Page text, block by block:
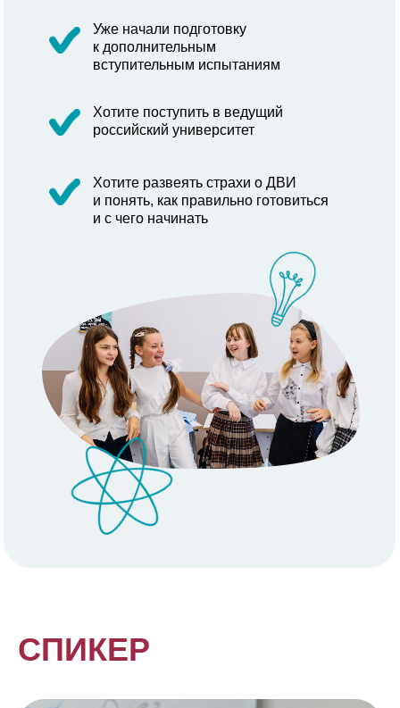
Уже начали подготовку
к дополнительным
вступительным испытаниям
Хотите поступить в ведущий
российский университет
Хотите развеять страхи о ДВИ
и понять, как правильно готовиться
и с чего начинать
СПИКЕР